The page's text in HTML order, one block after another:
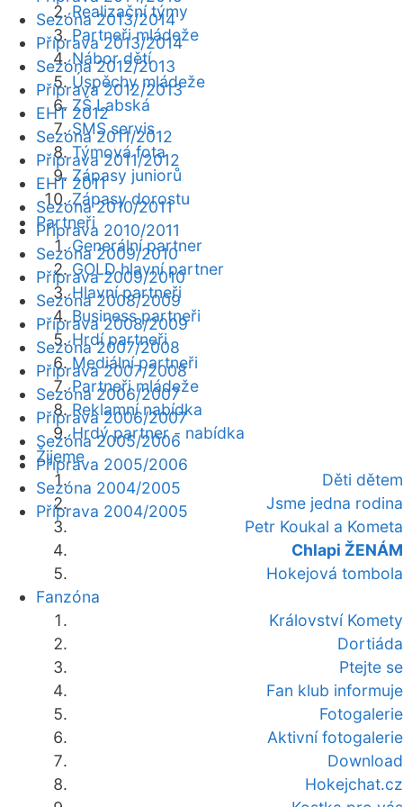
Realizační týmy
Partneři mládeže
Nábor dětí
Úspěchy mládeže
ZŠ Labská
SMS servis
Týmová fota
Zápasy juniorů
Zápasy dorostu
Partneři
Generální partner
GOLD hlavní partner
Hlavní partneři
Business partneři
Hrdí partneři
Mediální partneři
Partneři mládeže
Reklamní nabídka
Hrdý partner - nabídka
Žijeme
Děti dětem
Jsme jedna rodina
Petr Koukal a Kometa
Chlapi ŽENÁM
Hokejová tombola
Fanzóna
Království Komety
Dortiáda
Ptejte se
Fan klub informuje
Fotogalerie
Aktivní fotogalerie
Download
Hokejchat.cz
Sezóna 2013/2014
Příprava 2013/2014
Sezóna 2012/2013
Příprava 2012/2013
EHT 2012
Sezóna 2011/2012
Příprava 2011/2012
EHT 2011
Sezóna 2010/2011
Příprava 2010/2011
Sezóna 2009/2010
Příprava 2009/2010
Sezóna 2008/2009
Příprava 2008/2009
Sezóna 2007/2008
Příprava 2007/2008
Sezóna 2006/2007
Příprava 2006/2007
Sezóna 2005/2006
Příprava 2005/2006
Sezóna 2004/2005
Příprava 2004/2005